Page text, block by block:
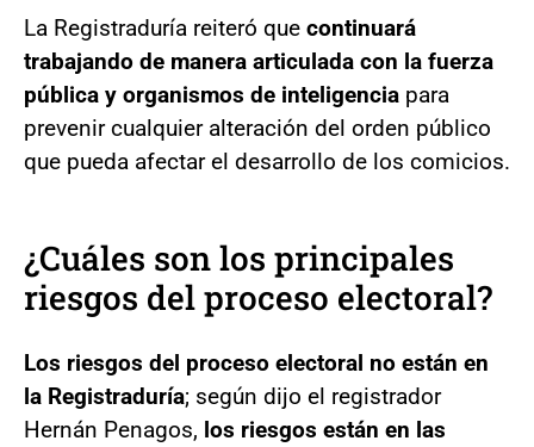
La Registraduría reiteró que continuará
trabajando de manera articulada con la fuerza
pública y organismos de inteligencia para
prevenir cualquier alteración del orden público
que pueda afectar el desarrollo de los comicios.
¿Cuáles son los principales
riesgos del proceso electoral?
Los riesgos del proceso electoral no están en
la Registraduría; según dijo el registrador
Hernán Penagos, los riesgos están en las